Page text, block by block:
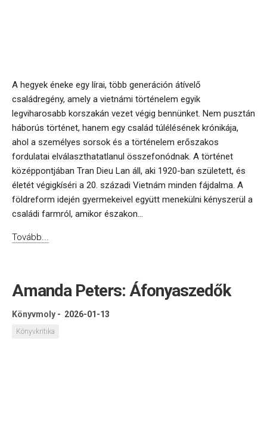
A hegyek éneke egy lírai, több generáción átívelő
családregény, amely a vietnámi történelem egyik
legviharosabb korszakán vezet végig bennünket. Nem pusztán
háborús történet, hanem egy család túlélésének krónikája,
ahol a személyes sorsok és a történelem erőszakos
fordulatai elválaszthatatlanul összefonódnak. A történet
középpontjában Tran Dieu Lan áll, aki 1920-ban született, és
életét végigkíséri a 20. századi Vietnám minden fájdalma. A
földreform idején gyermekeivel együtt menekülni kényszerül a
családi farmról, amikor északon...
Tovább...
Amanda Peters: Áfonyaszedők
Könyvmoly - 2026-01-13
Könyvkritika